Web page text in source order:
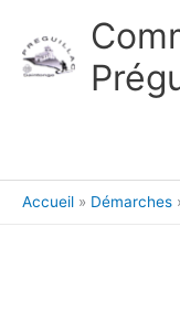
Accueil Démarches